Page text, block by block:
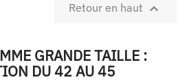
Retour en haut 
GRANDE TAILLE :
DU 42 AU 45